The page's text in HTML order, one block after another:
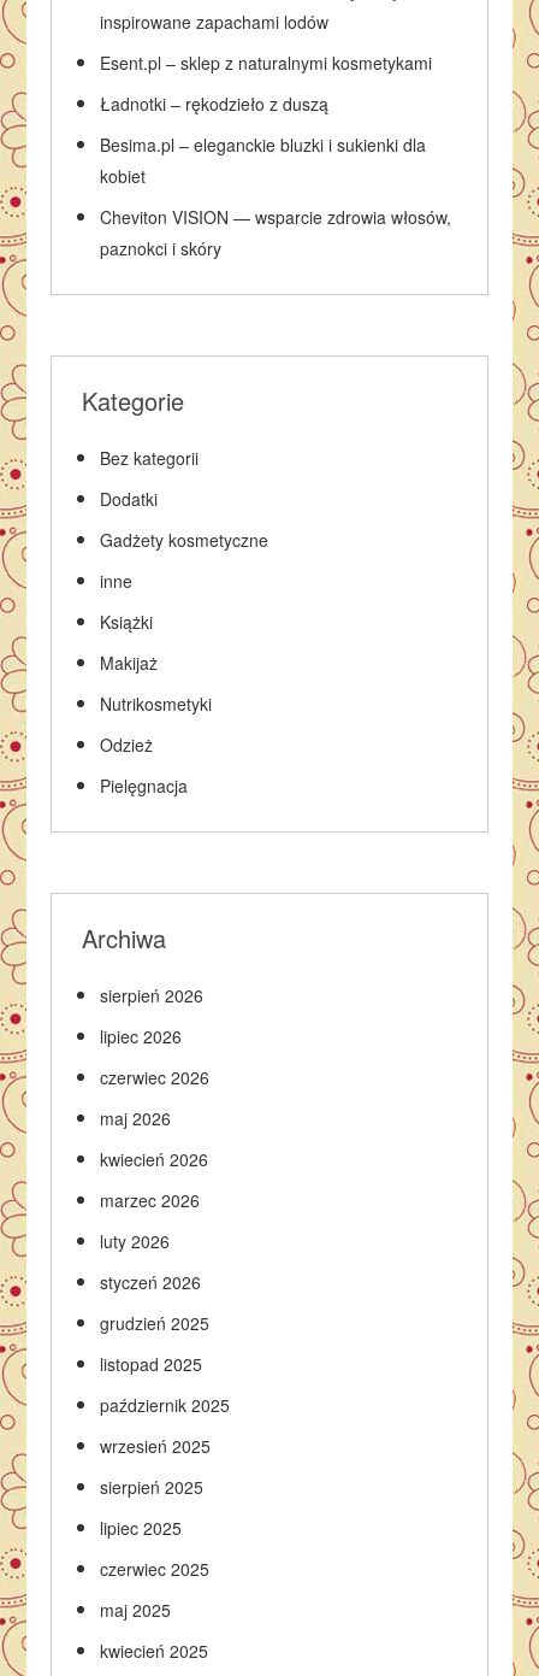
inspirowane zapachami lodów
Esent.pl – sklep z naturalnymi kosmetykami
Ładnotki – rękodzieło z duszą
Besima.pl – eleganckie bluzki i sukienki dla
kobiet
Cheviton VISION — wsparcie zdrowia włosów,
paznokci i skóry
Kategorie
Bez kategorii
Dodatki
Gadżety kosmetyczne
inne
Książki
Makijaż
Nutrikosmetyki
Odzież
Pielęgnacja
Archiwa
sierpień 2026
lipiec 2026
czerwiec 2026
maj 2026
kwiecień 2026
marzec 2026
luty 2026
styczeń 2026
grudzień 2025
listopad 2025
październik 2025
wrzesień 2025
sierpień 2025
lipiec 2025
czerwiec 2025
maj 2025
kwiecień 2025